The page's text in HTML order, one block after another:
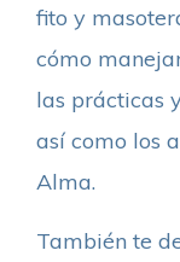
fito y
cómo
las prácticas
así como los
Alma.
También te